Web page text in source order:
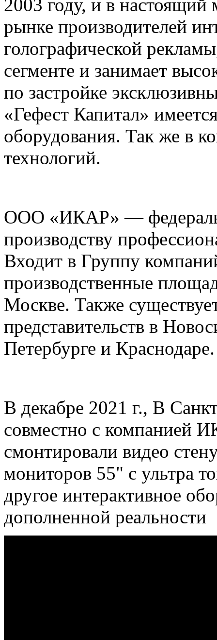
2003 году, и в настоящий
рынке производителей
голографической
сегменте и занимает
по застройке
«Гефест Капитал»
оборудования. Так же в
технологий.
ООО «ИКАР» —
производству
Входит в Группу
производственные
Москве. Также
представительств в
Петербурге и Краснодаре.
В декабре 2021 г., В
совместно с компанией
смонтировали видео
мониторов 55" с ультра
другое интерактивное
дополненной реальности